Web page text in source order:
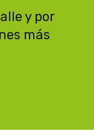
y por
más